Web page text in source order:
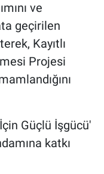
ve
geçirilen
Kayıtlı
Projesi
Güçlü İşgücü'
katkı